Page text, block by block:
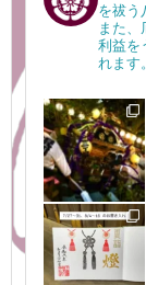
を祓う
また、
利益を
れます。